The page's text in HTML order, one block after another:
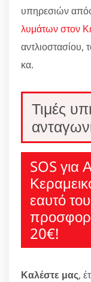
υπηρεσιών
λυμάτων στον
αντλιοστασίου,
κα.
Τιμές
SOS για
εαυτό
20€!
Καλέστε μας,